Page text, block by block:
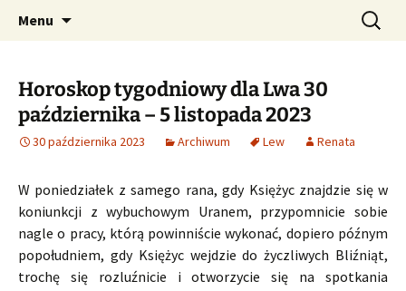
CzaroMarowy horoskop
dzienny, miesięczny i
tygodniowy
Profesjonalne przepowiednie astrologiczne
Menu Szukaj:
Horoskop tygodniowy dla Lwa 30
października – 5 listopada 2023
30 października 2023 Archiwum Lew Renata
W poniedziałek z samego rana, gdy Księżyc znajdzie się w
koniunkcji z wybuchowym Uranem, przypomnicie sobie
nagle o pracy, którą powinniście wykonać, dopiero późnym
popołudniem, gdy Księżyc wejdzie do życzliwych Bliźniąt,
trochę się rozluźnicie i otworzycie się na spotkania